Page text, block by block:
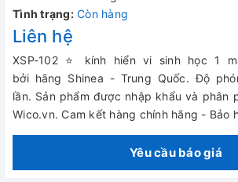
Tình trạng: Còn hàng
Liên hệ
XSP-102 ⭐ kính hiển vi sinh học 1
bởi hãng Shinea - Trung Quốc. Độ
lần. Sản phẩm được nhập khẩu và phân
Wico.vn. Cam kết hàng chính hãng - Bảo
Yêu cầu báo giá